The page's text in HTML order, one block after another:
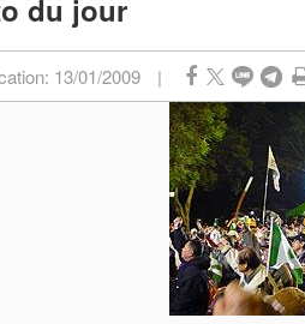
du jour
13/01/2009 |